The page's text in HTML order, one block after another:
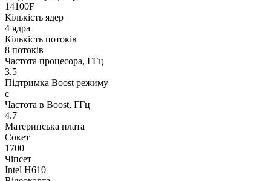
14100F
Кількість ядер
4 ядра
Кількість потоків
8 потоків
Частота процесора, ГГц
3.5
Підтримка Boost режиму
є
Частота в Boost, ГГц
4.7
Материнська плата
Сокет
1700
Чіпсет
Intel H610